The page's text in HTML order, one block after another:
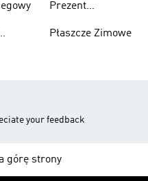
Prezent
Płaszcze Zimowe
your feedback
górę strony